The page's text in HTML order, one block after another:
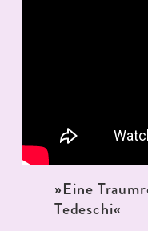
»Eine
Tedeschi«